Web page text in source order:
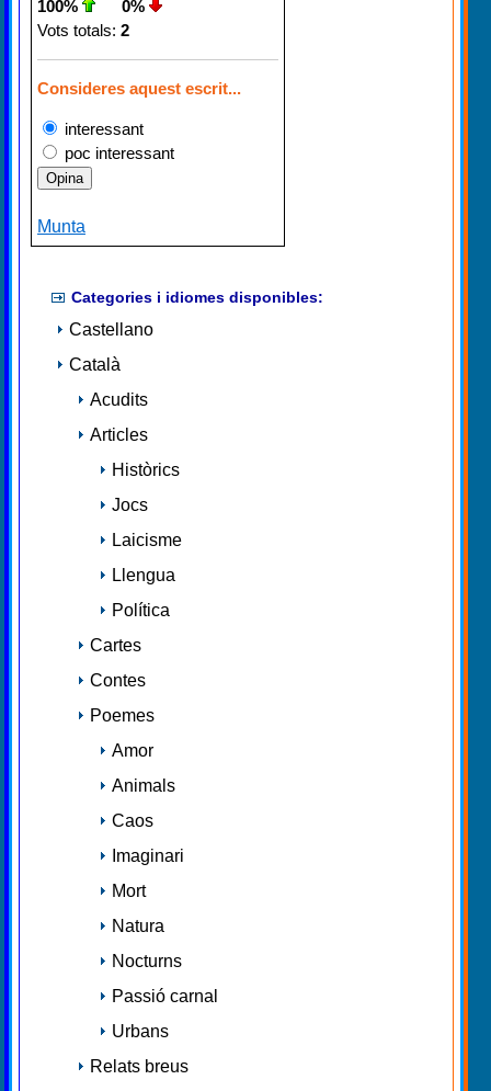
100%
0%
Vots totals: 2
Consideres aquest escrit...
interessant
poc interessant
Munta
Categories i idiomes disponibles:
Castellano
Català
Acudits
Articles
Històrics
Jocs
Laicisme
Llengua
Política
Cartes
Contes
Poemes
Amor
Animals
Caos
Imaginari
Mort
Natura
Nocturns
Passió carnal
Urbans
Relats breus